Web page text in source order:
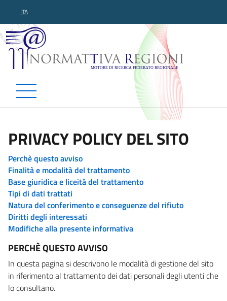
ITA
Normattiva Regioni -
PRIVACY POLICY DEL SITO
Perchè questo avviso
Finalità e modalità del trattamento
Base giuridica e liceità del trattamento
Tipi di dati trattati
Natura del conferimento e conseguenze del rifiuto
Diritti degli interessati
Modifiche alla presente informativa
PERCHÈ QUESTO AVVISO
In questa pagina si descrivono le modalità di gestione del sito
in riferimento al trattamento dei dati personali degli utenti che
lo consultano.